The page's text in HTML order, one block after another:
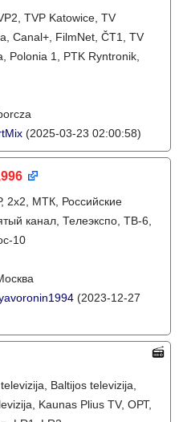
TVP Katowice, TV
Canal+, FilmNet, ČT1, TV
Polonia 1, PTK Ryntronik,
(2025-03-23 02:00:58)
2х2, МТК, Российские
канал, Телеэкспо, ТВ-6,
10
(2023-12-27
Baltijos televizija,
Kaunas Plius TV, ОРТ,